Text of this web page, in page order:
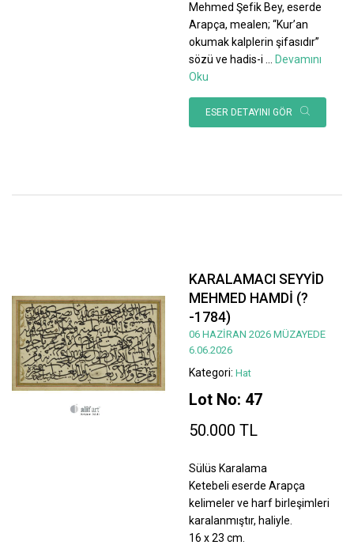
Mehmed Şefik Bey, eserde
Arapça, mealen; “Kur’an
okumak kalplerin şifasıdır”
sözü ve hadis-i ... Devamını
Oku
ESER DETAYINI GÖR
KARALAMACI SEYYİD
MEHMED HAMDİ (?
-1784)
06 HAZİRAN 2026 MÜZAYEDE
6.06.2026
Kategori: Hat
Lot No: 47
50.000 TL
Sülüs Karalama
Ketebeli eserde Arapça
kelimeler ve harf birleşimleri
karalanmıştır, haliyle.
16 x 23 cm.